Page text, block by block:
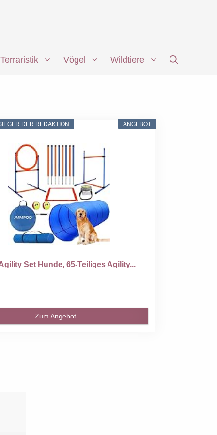
Terraristik Vögel Wildtiere
ANGEBOT
DER REDAKTION
Set Hunde, 65-Teiliges Agility...
Zum Angebot